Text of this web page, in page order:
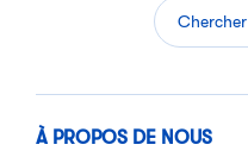
Chercher
À PROPOS DE NOUS